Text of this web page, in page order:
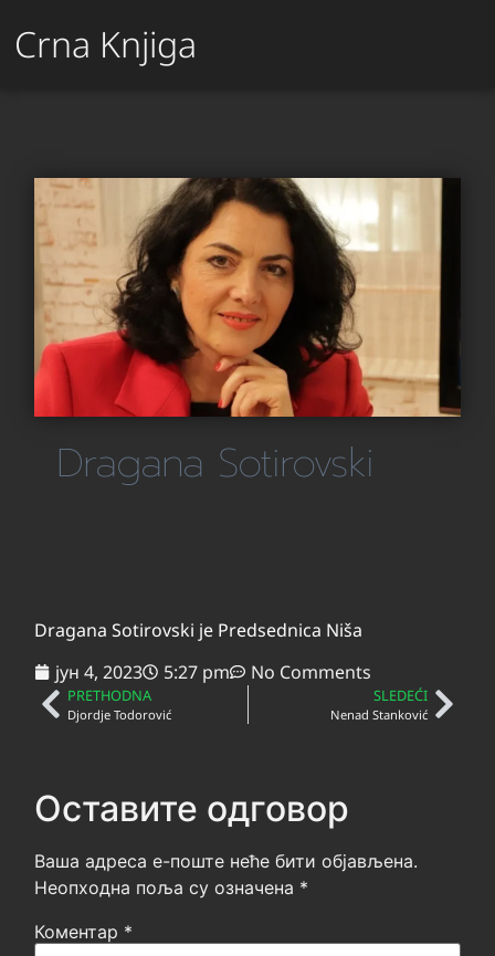
Crna Knjiga
Dragana Sotirovski
Dragana Sotirovski je Predsednica Niša
јун 4, 2023
5:27 pm No Comments
PRETHODNA
Djordje Todorović
SLEDEĆI
Nenad Stanković
Оставите одговор
Ваша адреса е-поште неће бити објављена.
Неопходна поља су означена *
Коментар *